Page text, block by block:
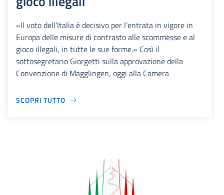
«Il voto dell’Italia è decisivo per l’entrata in vigore in
Europa delle misure di contrasto alle scommesse e al
gioco illegali, in tutte le sue forme.» Così il
sottosegretario Giorgetti sulla approvazione della
Convenzione di Magglingen, oggi alla Camera
SCOPRI TUTTO